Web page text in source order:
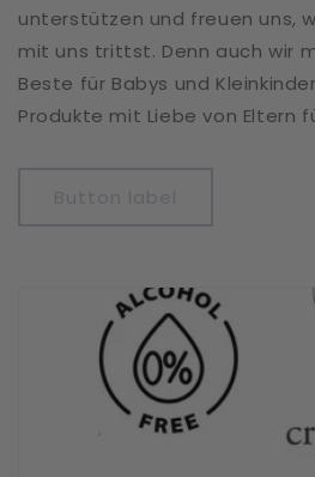
unterstützen und freuen uns,
mit uns trittst. Denn auch wir
Beste für Babys und
Produkte mit Liebe von Eltern